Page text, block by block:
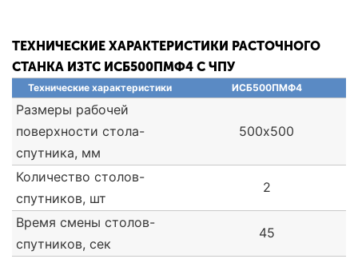
ТЕХНИЧЕСКИЕ ХАРАКТЕРИСТИКИ РАСТОЧНОГО
СТАНКА ИЗТС ИСБ500ПМФ4 С ЧПУ
Технические характеристики ИСБ500ПМФ4
Размеры рабочей
поверхности стола-
спутника, мм
500х500
Количество столов-
спутников, шт
2
Время смены столов-
спутников, сек
45